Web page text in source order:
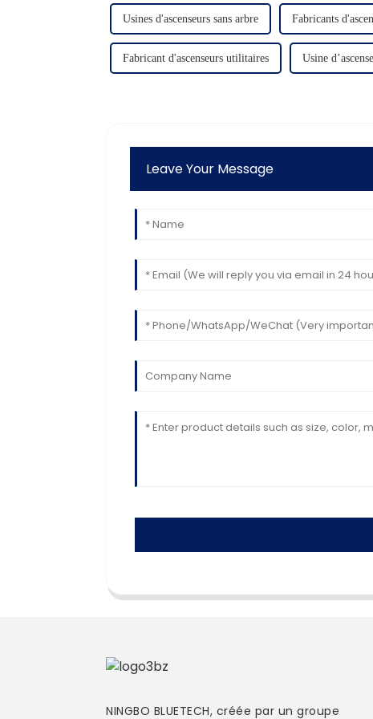
Usines d'ascenseurs sans arbre Fabricants
Fabricant d'ascenseurs utilitaires Usine
Leave Your Message
NINGBO BLUETECH, créée par un groupe